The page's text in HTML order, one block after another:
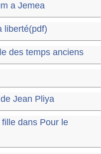
a Jemea
liberté(pdf)
des temps anciens
Jean Pliya
dans Pour le